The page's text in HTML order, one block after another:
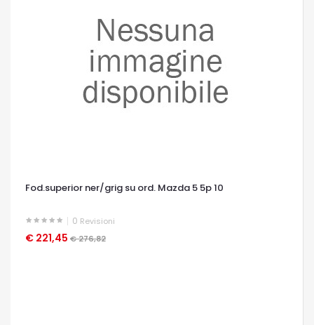
Fod.superior ner/grig su ord. Mazda 5 5p 10
0 Revisioni
€ 221,45 € 276,82
OCCHIATA VELOCE